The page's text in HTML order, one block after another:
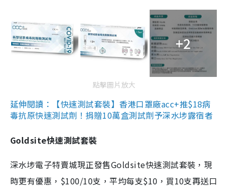
+2
點擊圖片放大
延伸閱讀：【快速測試套裝】香港口罩廠acc+推$18病
毒抗原快速測試劑！捐贈10萬盒測試劑予深水埗露宿者
Goldsite快速測試套裝
深水埗電子特賣城現正發售Goldsite快速測試套裝，現
時更有優惠，$100/10支，平均每支$10，買10支再送口